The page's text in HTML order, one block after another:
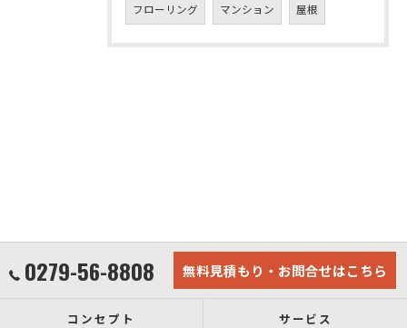
フローリング マンション 屋根
0279-56-8808 無料見積もり・お問合せはこちら
コンセプト サービス